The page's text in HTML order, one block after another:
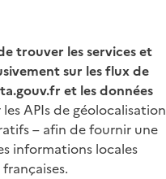
trouver les services et
sur les flux de
et les données
APIs de géolocalisation
– afin de fournir une
informations locales